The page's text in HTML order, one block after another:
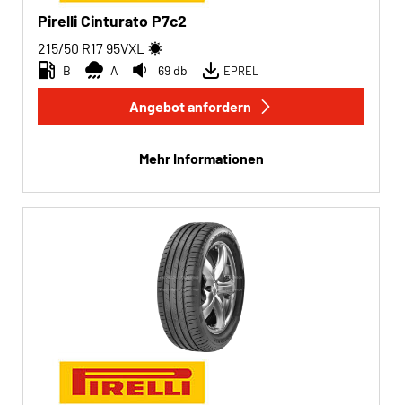
Pirelli Cinturato P7c2
215/50 R17 95VXL
B A 69 db EPREL
Angebot anfordern
Mehr Informationen